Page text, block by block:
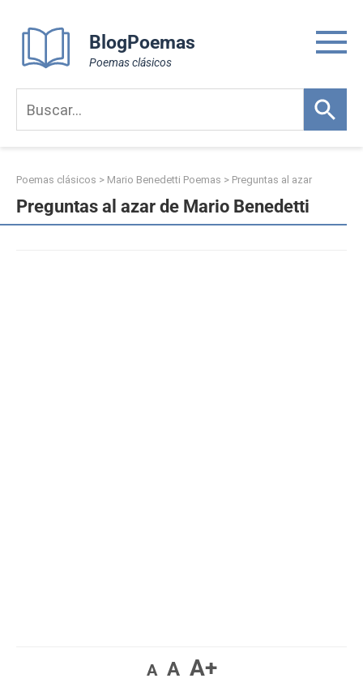
content
BlogPoemas
Poemas clásicos
Poemas clásicos > Mario Benedetti Poemas > Preguntas al azar
Preguntas al azar de Mario Benedetti
A A A+